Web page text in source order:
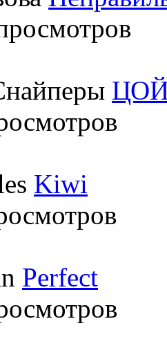
Kiwi
Perfect